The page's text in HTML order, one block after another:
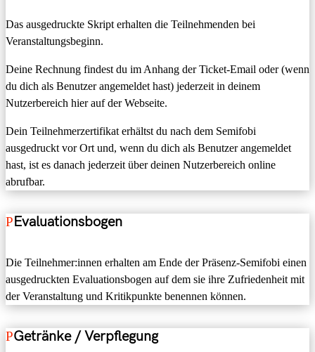
Das ausgedruckte Skript erhalten die Teilnehmenden bei
Veranstaltungsbeginn.
Deine Rechnung findest du im Anhang der Ticket-Email oder (wenn
du dich als Benutzer angemeldet hast) jederzeit in deinem
Nutzerbereich hier auf der Webseite.
Dein Teilnehmerzertifikat erhältst du nach dem Semifobi
ausgedruckt vor Ort und, wenn du dich als Benutzer angemeldet
hast, ist es danach jederzeit über deinen Nutzerbereich online
abrufbar.
Evaluationsbogen
Die Teilnehmer:innen erhalten am Ende der Präsenz-Semifobi einen
ausgedruckten Evaluationsbogen auf dem sie ihre Zufriedenheit mit
der Veranstaltung und Kritikpunkte benennen können.
Getränke / Verpflegung